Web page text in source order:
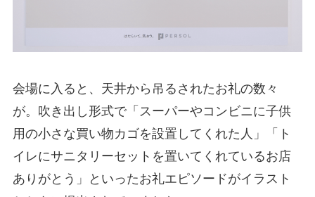
会場に入ると、天井から吊るされたお礼の数々
が。吹き出し形式で「スーパーやコンビニに子供
用の小さな買い物カゴを設置してくれた人」「ト
イレにサニタリーセットを置いてくれているお店
ありがとう」といったお礼エピソードがイラスト